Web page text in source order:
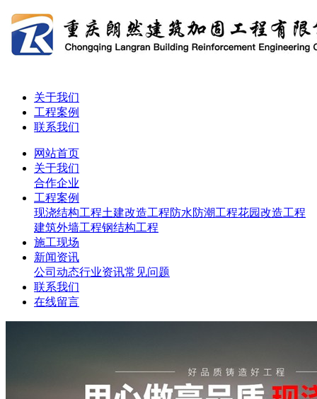
关于我们
工程案例
联系我们
网站首页
关于我们
合作企业
工程案例
现浇结构工程土建改造工程防水防潮工程花园改造工程
建筑外墙工程钢结构工程
施工现场
新闻资讯
公司动态行业资讯常见问题
联系我们
在线留言